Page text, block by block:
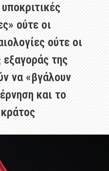
ούτε οι
ούτε οι
της
να «βγάλουν
και το